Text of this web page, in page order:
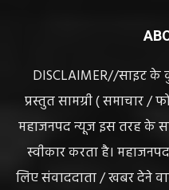
DISCLAIMER//साइट के
प्रस्तुत सामग्री ( समाचार /
महाजनपद न्यूज इस तरह के
स्वीकार करता है।
लिए संवाददाता / खबर देने